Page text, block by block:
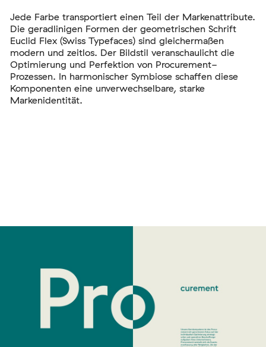
Jede Farbe transportiert einen Teil der Markenattribute.
Die geradlinigen Formen der geometrischen Schrift
Euclid Flex (Swiss Typefaces) sind gleichermaßen
modern und zeitlos. Der Bildstil veranschaulicht die
Optimierung und Perfektion von Procurement-
Prozessen. In harmonischer Symbiose schaffen diese
Komponenten eine unverwechselbare, starke
Markenidentität.